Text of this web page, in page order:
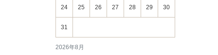
2026年8月
24 25 26 27 28 29 30
31